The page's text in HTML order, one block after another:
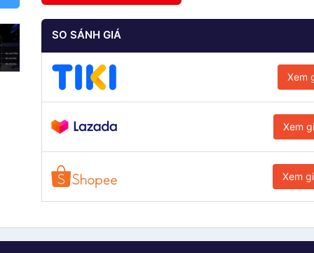
SO SÁNH GIÁ
Xem
Xem
Xem